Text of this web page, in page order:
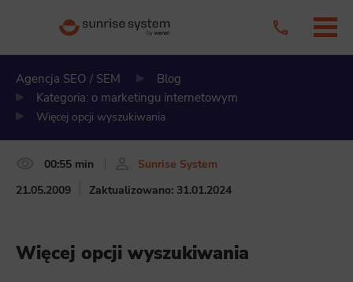
Agencja SEO / SEM
Blog
Kategoria: o marketingu internetowym
Więcej opcji wyszukiwania
00:55 min
Sunrise System
21.05.2009
Zaktualizowano: 31.01.2024
Więcej opcji wyszukiwania